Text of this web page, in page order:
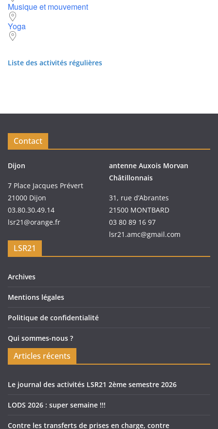
Musique et mouvement
Yoga
Liste des activités régulières
Contact
Dijon
7 Place Jacques Prévert
21000 Dijon
03.80.30.49.14
lsr21@orange.fr
antenne Auxois Morvan
Châtillonnais
31, rue d’Abrantes
21500 MONTBARD
03 80 89 16 97
lsr21.amc@gmail.com
LSR21
Archives
Mentions légales
Politique de confidentialité
Qui sommes-nous ?
Articles récents
Le journal des activités LSR21 2ème semestre 2026
LODS 2026 : super semaine !!!
Contre les transferts de prises en charge, contre